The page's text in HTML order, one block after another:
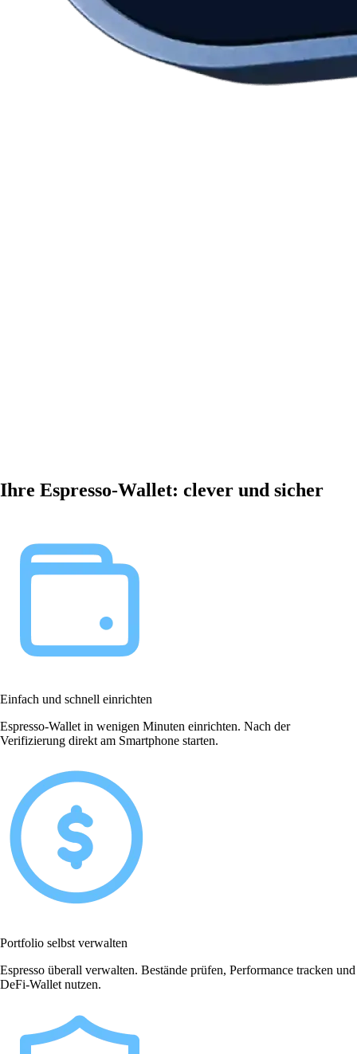
Ihre Espresso-Wallet: clever und sicher
Einfach und schnell einrichten
Espresso-Wallet in wenigen Minuten einrichten. Nach der
Verifizierung direkt am Smartphone starten.
Portfolio selbst verwalten
Espresso überall verwalten. Bestände prüfen, Performance tracken und
DeFi-Wallet nutzen.